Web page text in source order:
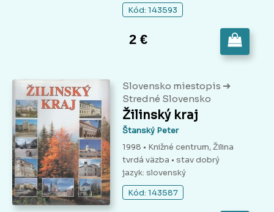
Kód: 143593
2 €
Slovensko miestopis ➔
Stredné Slovensko
Žilinský kraj
Štanský Peter
1998 • Knižné centrum, Žilina
tvrdá väzba • stav dobrý
jazyk: slovenský
Kód: 143587